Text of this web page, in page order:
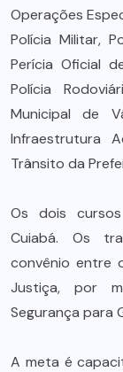
Operações
Polícia Militar,
Perícia Oficial
Polícia
Municipal de
Infraestrutura
Trânsito da
Os dois
Cuiabá. Os
convênio entre
Justiça, por
Segurança para
A meta é